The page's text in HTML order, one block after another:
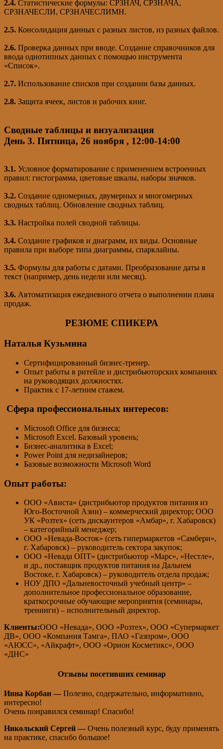
2.4. Статистические формулы: СРЗНАЧ, СРЗНАЧА,
СРЗНАЧЕСЛИ, СРЗНАЧЕСЛИМН.
2.5. Консолидация данных с разных листов, из разных файлов.
2.6. Проверка данных при вводе. Создание справочников для
ввода однотипных данных с помощью инструмента
«Список».
2.7. Использование списков при создании базы данных.
2.8. Защита ячеек, листов и рабочих книг.
Сводные таблицы и визуализация
День 3. Пятница, 26 ноября , 12:00-14:00
3.1. Условное форматирование с применением встроенных
правил: гистограмма, цветовые шкалы, наборы значков.
3.2. Создание одномерных, двумерных и многомерных
сводных таблиц. Обновление сводных таблиц.
3.3. Настройка полей сводной таблицы.
3.4. Создание графиков и диаграмм, их виды. Основные
правила при выборе типа диаграммы, спарклайны.
3.5. Формулы для работы с датами. Преобразование даты в
текст (например, день недели или месяц).
3.6. Автоматизация ежедневного отчета о выполнении плана
продаж.
РЕЗЮМЕ СПИКЕРА
Наталья Кузьмина
Сертифицированный бизнес-тренер.
Опыт работы в ритейле и дистрибьюторских компаниях
на руководящих должностях.
Практик с 17-летним стажем.
Сфера профессиональных интересов:
Microsoft Office для бизнеса;
Microsoft Excel. Базовый уровень;
Бизнес-аналитика в Excel;
Power Point для недизайнеров;
Базовые возможности Microsoft Word
Опыт работы:
ООО «Ависта» (дистрибьютор продуктов питания из
Юго-Восточной Азии) – коммерческий директор; ООО
УК «Розтех» (сеть дискаунтеров «Амбар», г. Хабаровск)
– категорийный менеджер;
ООО «Невада-Восток» (сеть гипермаркетов «Самбери»,
г. Хабаровск) – руководитель сектора закупок;
ООО «Невада ОПТ» (дистрибьютор «Марс», «Нестле»,
и др., поставщик продуктов питания на Дальнем
Востоке, г. Хабаровск) – руководитель отдела продаж;
НОУ ДПО «Дальневосточный учебный центр» –
дополнительное профессиональное образование,
краткосрочные обучающие мероприятия (семинары,
тренинги) – исполнительный директор.
Клиенты:ООО «Невада», ООО «Розтех», ООО «Супермаркет
ДВ», ООО «Компания Тамга», ПАО «Газпром», ООО
«АЮСС», «Айкрафт», ООО «Орион Косметикс», ООО
«ДНС»
Отзывы посетивших семинар
Инна Корбан — Полезно, содержательно, информативно,
интересно!
Очень понравился семинар! Спасибо!
Никольский Сергей — Очень полезный курс, буду применять
на практике, спасибо большое!